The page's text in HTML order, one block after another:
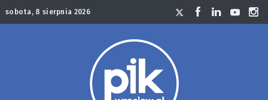
sobota, 8 sierpnia 2026